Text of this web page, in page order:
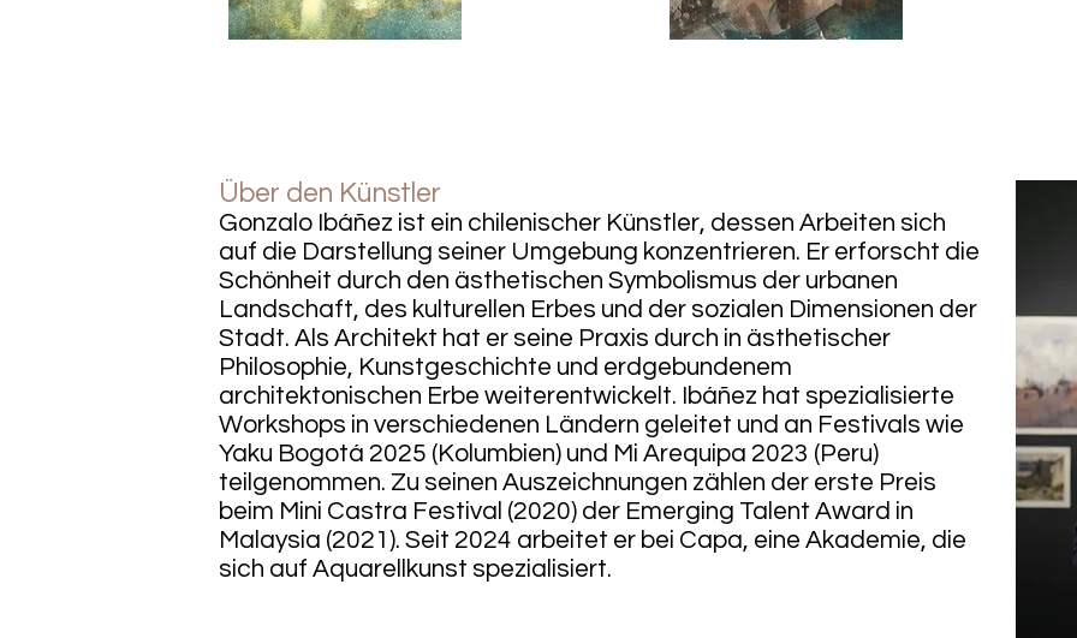
Über den Künstler
Gonzalo Ibáñez ist ein chilenischer Künstler, dessen Arbeiten sich
auf die Darstellung seiner Umgebung konzentrieren. Er erforscht die
Schönheit durch den ästhetischen Symbolismus der urbanen
Landschaft, des kulturellen Erbes und der sozialen Dimensionen der
Stadt. Als Architekt hat er seine Praxis durch in ästhetischer
Philosophie, Kunstgeschichte und erdgebundenem
architektonischen Erbe weiterentwickelt. Ibáñez hat spezialisierte
Workshops in verschiedenen Ländern geleitet und an Festivals wie
Yaku Bogotá 2025 (Kolumbien) und Mi Arequipa 2023 (Peru)
teilgenommen. Zu seinen Auszeichnungen zählen der erste Preis
beim Mini Castra Festival (2020) der Emerging Talent Award in
Malaysia (2021). Seit 2024 arbeitet er bei Capa, eine Akademie, die
sich auf Aquarellkunst spezialisiert.